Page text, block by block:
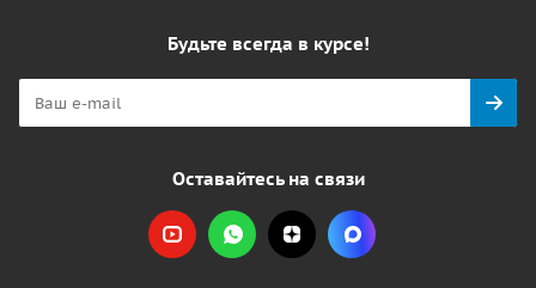
Будьте всегда в курсе!
Оставайтесь на связи